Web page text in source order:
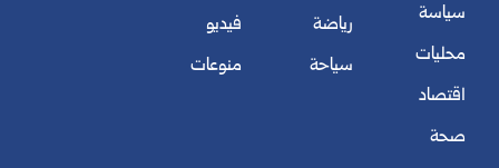
سياسة
محليات
اقتصاد
صحة
رياضة
سياحة
فيديو
منوعات